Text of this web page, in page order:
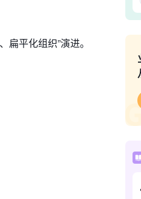
平化组织”演进。